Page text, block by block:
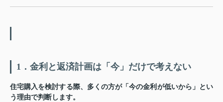
1．金利と返済計画は「今」だけで考えない
住宅購入を検討する際、多くの方が「今の金利が低いから」とい
う理由で判断します。